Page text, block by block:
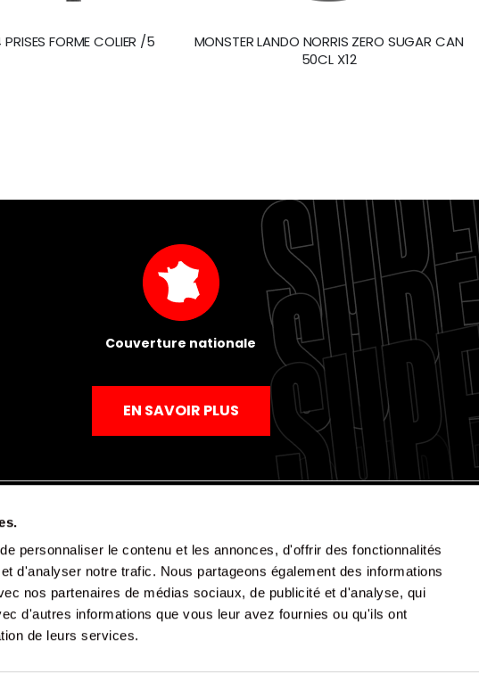
personnaliser le contenu et les annonces, d'offrir des fonctionnalités
d'analyser notre trafic. Nous partageons également des informations
nos partenaires de médias sociaux, de publicité et d'analyse, qui
d'autres informations que vous leur avez fournies ou qu'ils ont
de leurs services.
FORME COLIER /5
MONSTER LANDO NORRIS ZERO SUGAR CAN
50CL X12
Couverture nationale
EN SAVOIR PLUS
Mentions légales Politique de confidentialité CGV Politique de